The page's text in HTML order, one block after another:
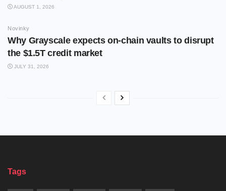
AUGUST 1, 2026
Novinky
Why Grayscale expects on-chain vaults to disrupt
the $1.5T credit market
JULY 31, 2026
Tags